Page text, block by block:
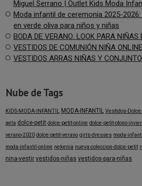
Miguel Serrano | Outlet Kids Moda
Moda infantil de ceremonia 2025-
en verde oliva para niños y niñas
BODA DE VERANO: LOOK PARA NIÑAS
VESTIDOS DE COMUNIÓN NIÑA ONLINE
VESTIDOS ARRAS NIÑAS Y
Nube de Tags
KIDS-MODA-INFANTIL MODA-INFANTIL Vestidos-
aela dolce-petit dolce-petit-online dolce-petit-otono-
verano-2020 dolce-petit-verano girls-dresses moda-
moda-infantil-online nekenia nueva-coleccion-dolce-petit
nina-vestir vestidos-niñas vestidos-para-niñas